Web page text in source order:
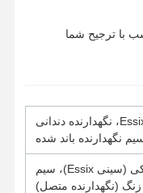
ما کارخانه تور
با ترجیح شما
سینی نگهدارنده Essix، نگهدارنده دندانی
نگهدارنده باند شده
ترموپلاستیک درجه پزشکی (سینی Essix)، سیم
(نگهدارنده متصل)